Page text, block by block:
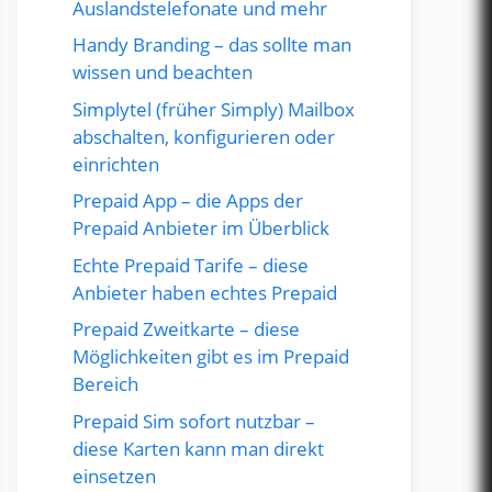
Auslandstelefonate und mehr
Handy Branding – das sollte man
wissen und beachten
Simplytel (früher Simply) Mailbox
abschalten, konfigurieren oder
einrichten
Prepaid App – die Apps der
Prepaid Anbieter im Überblick
Echte Prepaid Tarife – diese
Anbieter haben echtes Prepaid
Prepaid Zweitkarte – diese
Möglichkeiten gibt es im Prepaid
Bereich
Prepaid Sim sofort nutzbar –
diese Karten kann man direkt
einsetzen